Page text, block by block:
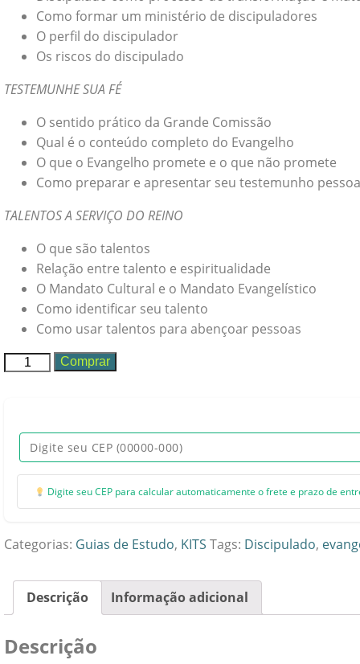
Como formar um ministério de discipuladores
O perfil do discipulador
Os riscos do discipulado
TESTEMUNHE SUA FÉ
O sentido prático da Grande Comissão
Qual é o conteúdo completo do Evangelho
O que o Evangelho promete e o que não promete
Como preparar e apresentar seu testemunho
TALENTOS A SERVIÇO DO REINO
O que são talentos
Relação entre talento e espiritualidade
O Mandato Cultural e o Mandato Evangelístico
Como identificar seu talento
Como usar talentos para abençoar pessoas
Módulo
Discipulado
Testemunhe
+
Serviço
Reino
Comprar
Digite seu CEP para calcular automaticamente o frete e prazo de
Categorias: Guias de Estudo, KITS Tags: Discipulado,
Descrição Informação adicional
Descrição